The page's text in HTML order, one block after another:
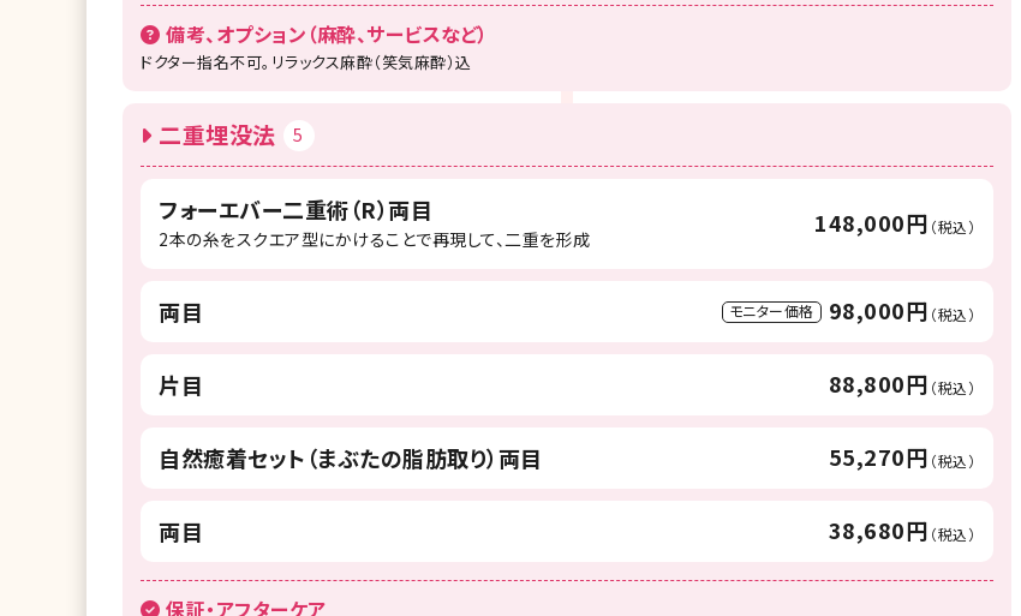
備考、オプション（麻酔、サービスなど）
ドクター指名不可。リラックス麻酔（笑気麻酔）込
二重埋没法 5
フォーエバー二重術（R）両目
2本の糸をスクエア型にかけることで再現して、二重を形成
148,000円 （税込）
両目 モニター価格 98,000円 （税込）
片目 88,800円 （税込）
自然癒着セット（まぶたの脂肪取り）両目 55,270円 （税込）
両目 38,680円 （税込）
保証・アフターケア